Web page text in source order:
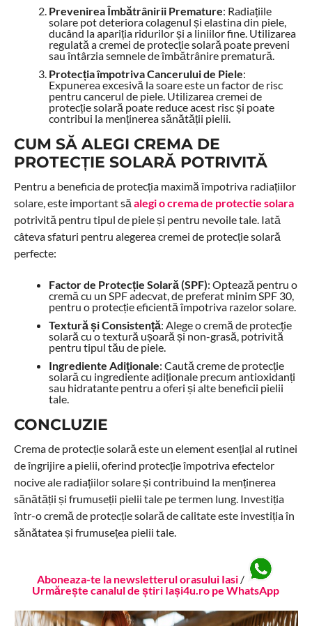
Prevenirea Îmbătrânirii Premature: Radiațiile
solare pot deteriora colagenul și elastina din piele,
ducând la apariția ridurilor și a liniilor fine. Utilizarea
regulată a cremei de protecție solară poate preveni
sau întârzia semnele de îmbătrânire prematură.
Protecția împotriva Cancerului de Piele:
Expunerea excesivă la soare este un factor de risc
pentru cancerul de piele. Utilizarea cremei de
protecție solară poate reduce acest risc și poate
contribui la menținerea sănătății pielii.
CUM SĂ ALEGI CREMA DE
PROTECȚIE SOLARĂ POTRIVITĂ
Pentru a beneficia de protecția maximă împotriva radiațiilor
solare, este important să alegi o crema de protectie solara
potrivită pentru tipul de piele și pentru nevoile tale. Iată
câteva sfaturi pentru alegerea cremei de protecție solară
perfecte:
Factor de Protecție Solară (SPF): Optează pentru o
cremă cu un SPF adecvat, de preferat minim SPF 30,
pentru o protecție eficientă împotriva razelor solare.
Textură și Consistență: Alege o cremă de protecție
solară cu o textură ușoară și non-grasă, potrivită
pentru tipul tău de piele.
Ingrediente Adiționale: Caută creme de protecție
solară cu ingrediente adiționale precum antioxidanți
sau hidratante pentru a oferi și alte beneficii pielii
tale.
CONCLUZIE
Crema de protecție solară este un element esențial al rutinei
de îngrijire a pielii, oferind protecție împotriva efectelor
nocive ale radiațiilor solare și contribuind la menținerea
sănătății și frumuseții pielii tale pe termen lung. Investiția
într-o cremă de protecție solară de calitate este investiția în
sănătatea și frumusețea pielii tale.
Aboneaza-te la newsletterul orasului Iasi /
Urmărește canalul de știri Iași4u.ro pe WhatsApp